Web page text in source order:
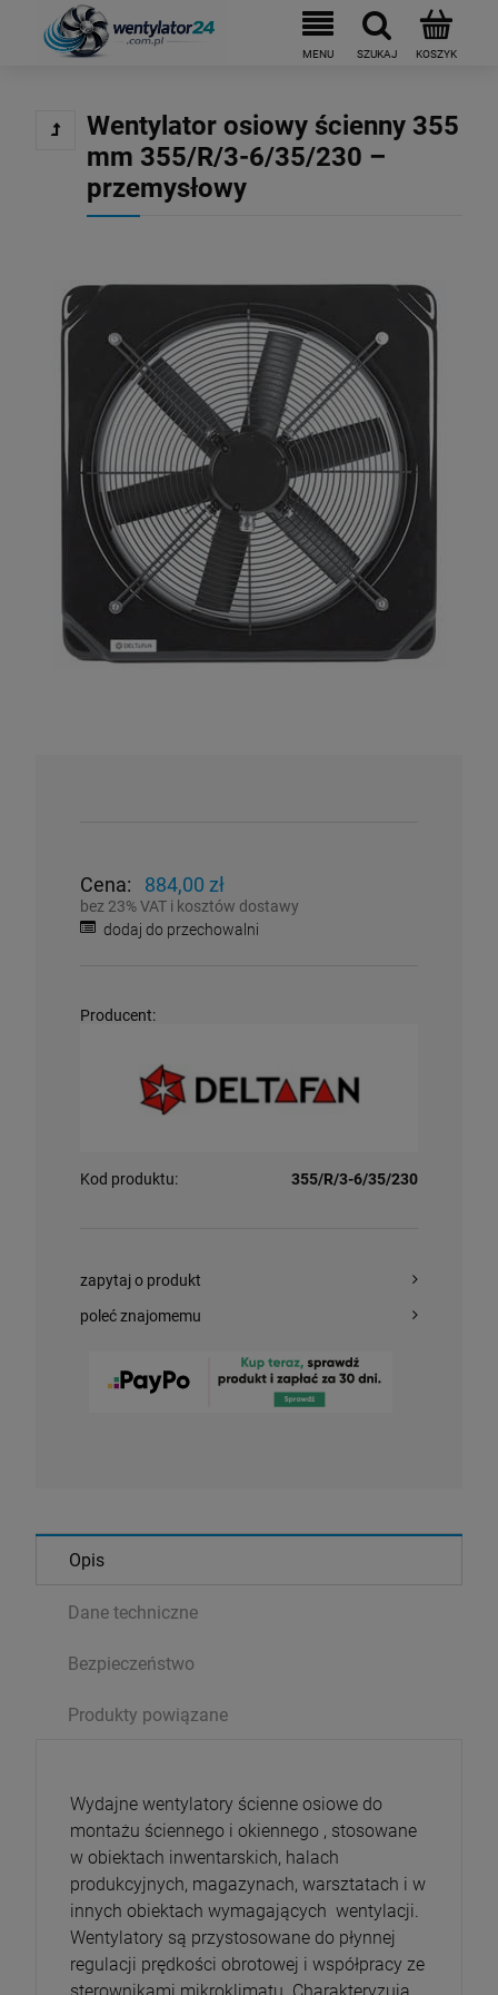
Wentylator osiowy ścienny 355
mm 355/R/3-6/35/230 –
przemysłowy
Cena: 884,00 zł
bez 23% VAT i kosztów dostawy
dodaj do przechowalni
Producent:
Kod produktu: 355/R/3-6/35/230
zapytaj o produkt
poleć znajomemu
Opis
Dane techniczne
Bezpieczeństwo
Produkty powiązane
Wydajne wentylatory ścienne osiowe do
montażu ściennego i okiennego , stosowane
w obiektach inwentarskich, halach
produkcyjnych, magazynach, warsztatach i w
innych obiektach wymagających wentylacji.
Wentylatory są przystosowane do płynnej
regulacji prędkości obrotowej i współpracy ze
sterownikami mikroklimatu. Charakteryzują